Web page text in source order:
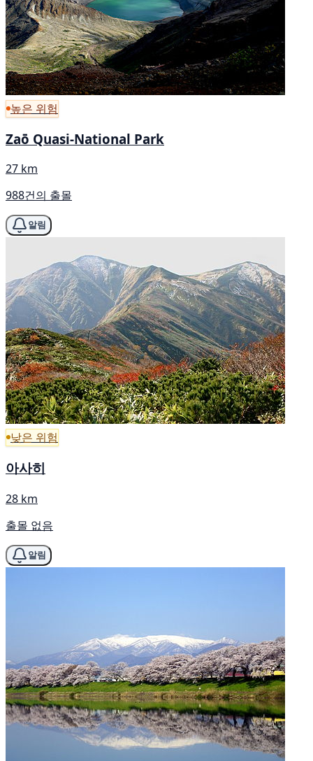
높은 위험
Zaō Quasi-National Park
27 km
988건의 출몰
알림
낮은 위험
아사히
28 km
출몰 없음
알림